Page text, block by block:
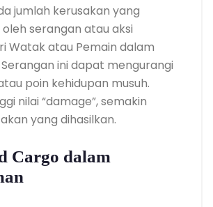
jumlah kerusakan yang
serangan atau aksi
Watak atau Pemain dalam
ini dapat mengurangi
poin kehidupan musuh.
nilai “damage”, semakin
yang dihasilkan.
Cargo dalam